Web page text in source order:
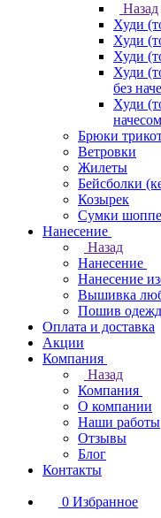
Назад
Худи
Худи
Худи
Худи
без
Худи
начесом
Брюки
Ветровки
Жилеты
Бейсболки
Козырек
Сумки
Нанесение
Назад
Нанесение
Нанесение
Вышивка
Пошив
Оплата и доставка
Акции
Компания
Назад
Компания
О компании
Наши работы
Отзывы
Блог
Контакты
0 Избранное